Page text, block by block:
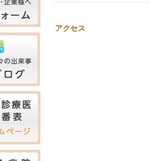
アクセス